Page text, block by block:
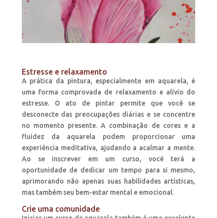
Estresse e relaxamento
A prática da pintura, especialmente em aquarela, é
uma forma comprovada de relaxamento e alívio do
estresse. O ato de pintar permite que você se
desconecte das preocupações diárias e se concentre
no momento presente. A combinação de cores e a
fluidez da aquarela podem proporcionar uma
experiência meditativa, ajudando a acalmar a mente.
Ao se inscrever em um curso, você terá a
oportunidade de dedicar um tempo para si mesmo,
aprimorando não apenas suas habilidades artísticas,
mas também seu bem-estar mental e emocional.
Crie uma comunidade